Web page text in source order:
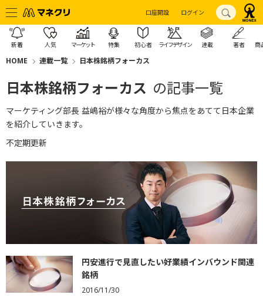
口座開設 ログイン
新着 人気 マーケット 特集 初心者 ライフデザイン 連載 著者 商
HOME 連載一覧 日本株銘柄フォーカス
日本株銘柄フォーカス の記事一覧
マーケティング部長 益嶋裕が様々な角度から焦点をあてて日本企業
を紹介していきます。
不定期更新
円安進行で見直したい好業績インバウンド関連
銘柄
2016/11/30